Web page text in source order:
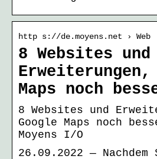
http s://de.moyens.net › Web
8 Websites und
Erweiterungen,
Maps noch
8 Websites und
Google Maps noch
Moyens I/O
26.09.2022 —